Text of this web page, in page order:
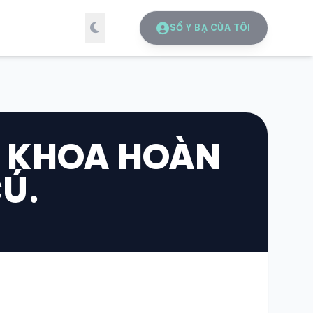
SỔ Y BẠ CỦA TÔI
HOÀN